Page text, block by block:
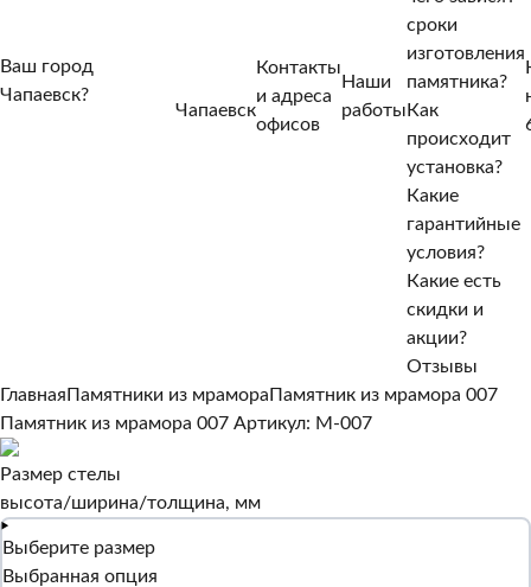
Ваш город
Чапаевск?
Чапаевск
Контакты
и адреса
офисов
Наши
работы
сроки
изготовления
памятника?
Как
происходит
установка?
Какие
гарантийные
условия?
Какие есть
скидки и
акции?
Отзывы
Главная Памятники из мрамора Памятник из мрамора 007
Памятник из мрамора 007 Артикул: M-007
Размер стелы
высота/ширина/толщина, мм
Выберите размер
Выбранная опция